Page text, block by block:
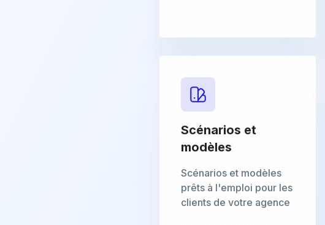
Scénarios et
modèles
Scénarios et modèles
prêts à l'emploi pour les
clients de votre agence